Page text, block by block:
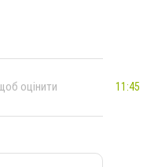
оцінити 11:45